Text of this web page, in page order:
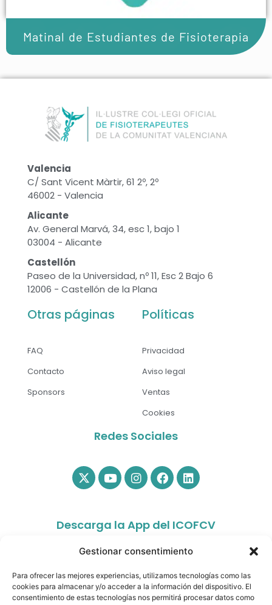
Gestionar consentimiento
Para ofrecer las mejores experiencias, utilizamos tecnologías como las
cookies para almacenar y/o acceder a la información del dispositivo. El
consentimiento de estas tecnologías nos permitirá procesar datos como
Matinal de Estudiantes de Fisioterapia
Valencia
C/ Sant Vicent Màrtir, 61 2º, 2º
46002 - Valencia
Alicante
Av. General Marvá, 34, esc 1, bajo 1
03004 - Alicante
Castellón
Paseo de la Universidad, nº 11, Esc 2 Bajo 6
12006 - Castellón de la Plana
Otras páginas
FAQ
Contacto
Sponsors
Políticas
Privacidad
Aviso legal
Ventas
Cookies
Redes Sociales
Descarga la App del ICOFCV